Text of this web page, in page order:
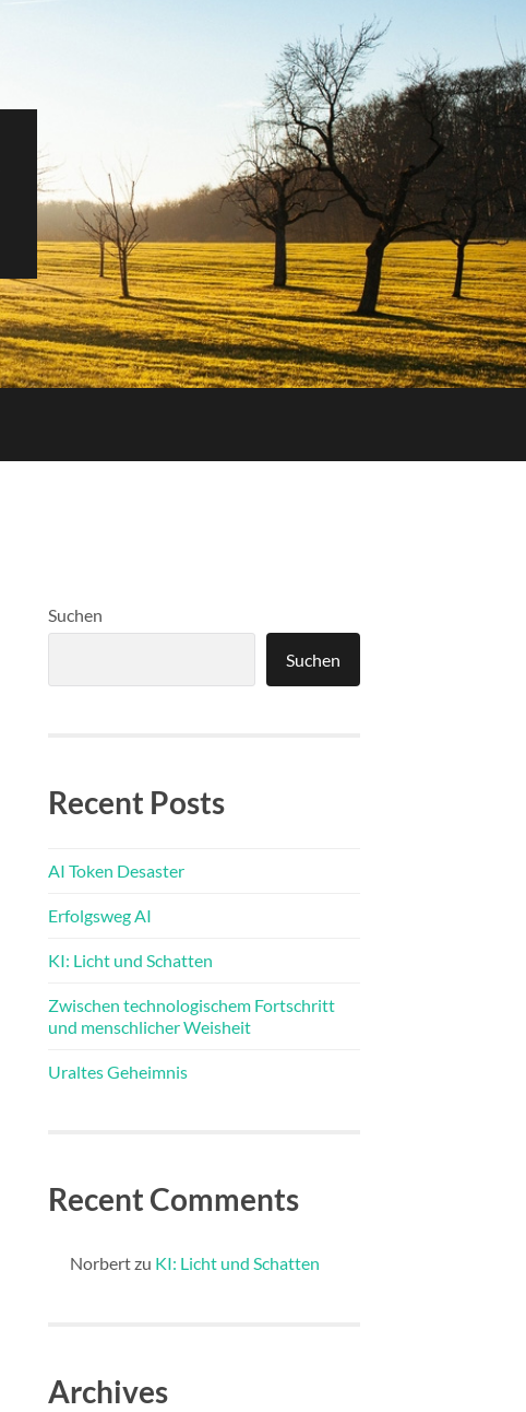
Suchen
Suchen
Recent Posts
AI Token Desaster
Erfolgsweg AI
KI: Licht und Schatten
Zwischen technologischem Fortschritt
und menschlicher Weisheit
Uraltes Geheimnis
Recent Comments
Norbertzu KI: Licht und Schatten
Archives